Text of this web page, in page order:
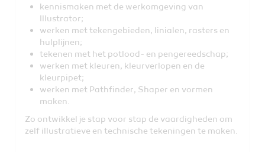
kennismaken met de werkomgeving van
Illustrator;
werken met tekengebieden, linialen, rasters en
hulplijnen;
tekenen met het potlood- en pengereedschap;
werken met kleuren, kleurverlopen en de
kleurpipet;
werken met Pathfinder, Shaper en vormen
maken.
Zo ontwikkel je stap voor stap de vaardigheden om
zelf illustratieve en technische tekeningen te maken.